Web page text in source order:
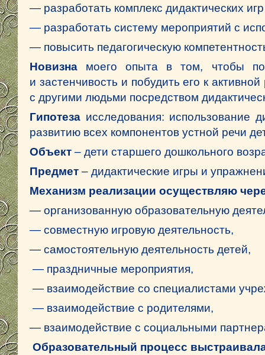
— разработать комплекс дидактических
— разработать систему мероприятий с
— повысить педагогическую
Новизна моего опыта в том, чтобы
и застенчивость и побудить его к
с другими людьми посредством
Гипотеза исследования: использование
развитию всех компонентов устной речи
Объект – дети старшего дошкольного
Предмет – дидактические игры и
Механизм реализации осуществляю
— организованную образовательную
— совместную игровую деятельность,
— самостоятельную деятельность детей,
— праздничные мероприятия,
— взаимодействие со специалистами
— взаимодействие с родителями,
— взаимодействие с социальными
Образовательный процесс